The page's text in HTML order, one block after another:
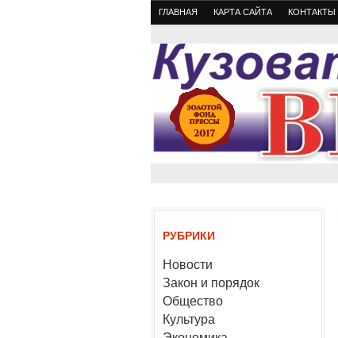
ГЛАВНАЯ КАРТА САЙТА КОНТАКТЫ
РУБРИКИ
Новости
Закон и порядок
Общество
Культура